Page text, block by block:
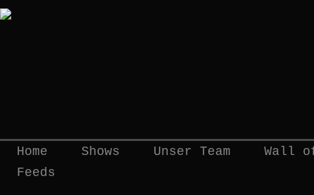
Home Shows Unser Team
Wall
Feeds